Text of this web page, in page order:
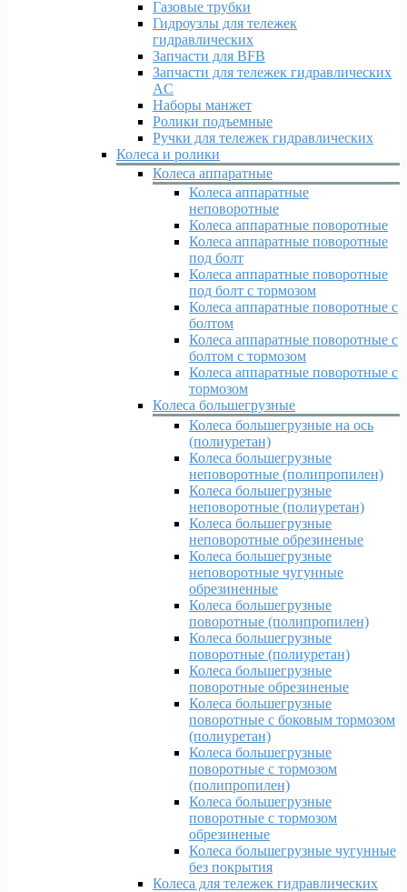
Газовые трубки
Гидроузлы для тележек
гидравлических
Запчасти для BFB
Запчасти для тележек гидравлических
AC
Наборы манжет
Ролики подъемные
Ручки для тележек гидравлических
Колеса и ролики
Колеса аппаратные
Колеса аппаратные
неповоротные
Колеса аппаратные поворотные
Колеса аппаратные поворотные
под болт
Колеса аппаратные поворотные
под болт с тормозом
Колеса аппаратные поворотные с
болтом
Колеса аппаратные поворотные с
болтом с тормозом
Колеса аппаратные поворотные с
тормозом
Колеса большегрузные
Колеса большегрузные на ось
(полиуретан)
Колеса большегрузные
неповоротные (полипропилен)
Колеса большегрузные
неповоротные (полиуретан)
Колеса большегрузные
неповоротные обрезиненые
Колеса большегрузные
неповоротные чугунные
обрезиненные
Колеса большегрузные
поворотные (полипропилен)
Колеса большегрузные
поворотные (полиуретан)
Колеса большегрузные
поворотные обрезиненые
Колеса большегрузные
поворотные с боковым тормозом
(полиуретан)
Колеса большегрузные
поворотные с тормозом
(полипропилен)
Колеса большегрузные
поворотные с тормозом
обрезиненые
Колеса большегрузные чугунные
без покрытия
Колеса для тележек гидравлических